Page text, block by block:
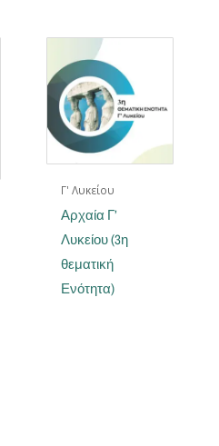
Γ' Λυκείου
Αρχαία Γ’
Λυκείου (3η
θεματική
Ενότητα)